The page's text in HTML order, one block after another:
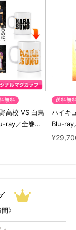
無料
高校 VS 白鳥
ray／全巻セ
定・アニまる
送料無
ハイキ
Blu-ray
ト（初
》